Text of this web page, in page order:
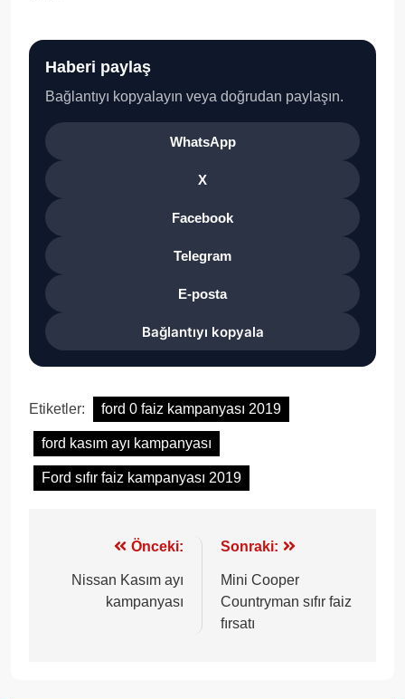
Haberi paylaş
Bağlantıyı kopyalayın veya doğrudan paylaşın.
WhatsApp
X
Facebook
Telegram
E-posta
Bağlantıyı kopyala
Etiketler: ford 0 faiz kampanyası 2019
ford kasım ayı kampanyası
Ford sıfır faiz kampanyası 2019
gezinmesi
Önceki:
Nissan Kasım ayı
kampanyası
Sonraki:
Mini Cooper
Countryman sıfır faiz
fırsatı